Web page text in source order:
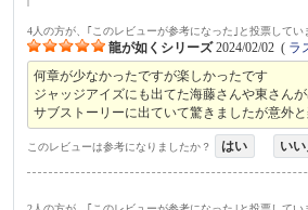
4人の方が、｢このレビューが参考になった｣と投票してい
龍が如くシリーズ 2024/02/02 ( ラ
何章が少なかったですが楽しかったです
ジャッジアイズにも出てた海藤さんや東さん
サブストーリーに出ていて驚きましたが意外
このレビューは参考になりましたか？ はい いい